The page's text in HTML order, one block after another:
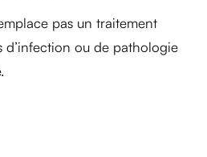
pas un traitement
d’infection ou de pathologie